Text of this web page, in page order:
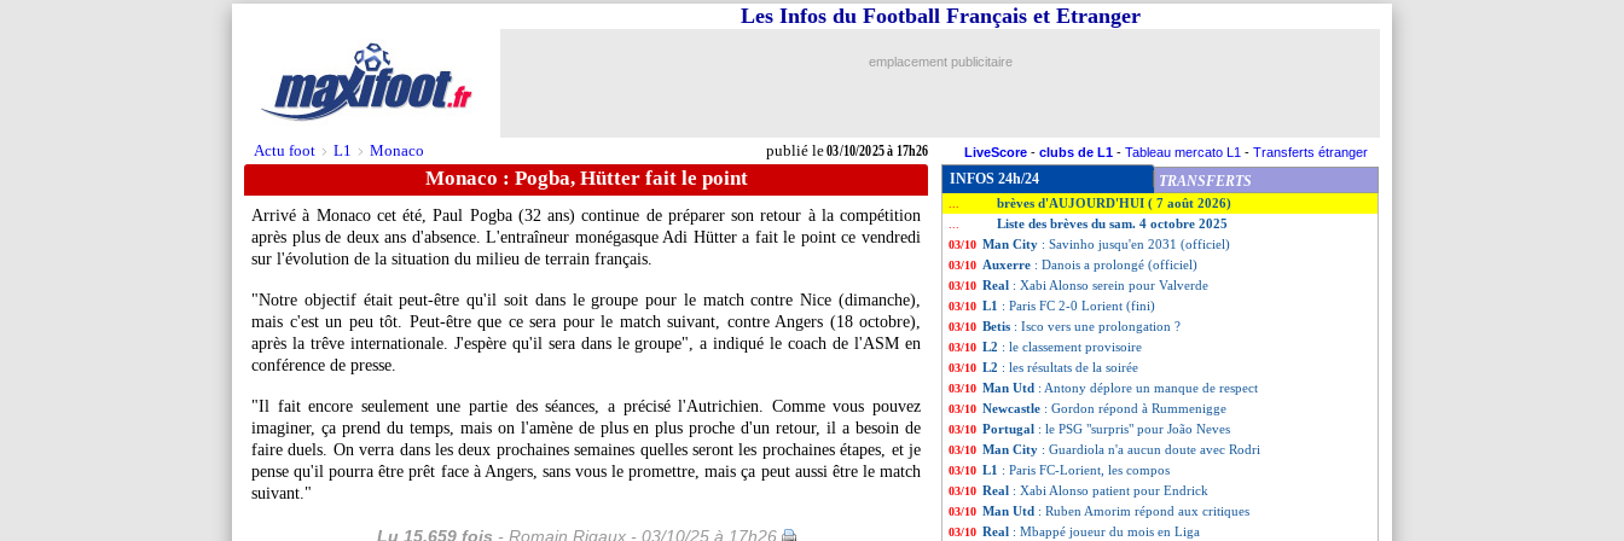
Actu foot > L1 > Monaco publié le03/10/2025 à 17h26
Les Infos du Football Français et Etranger
emplacement publicitaire
LiveScore - clubs de L1 - Tableau mercato L1 - Transferts étranger
Monaco : Pogba, Hütter fait le point
Arrivé à Monaco cet été, Paul Pogba (32 ans) continue de préparer son retour à la compétition
après plus de deux ans d'absence. L'entraîneur monégasque Adi Hütter a fait le point ce vendredi
sur l'évolution de la situation du milieu de terrain français.
"Notre objectif était peut-être qu'il soit dans le groupe pour le match contre Nice (dimanche),
mais c'est un peu tôt. Peut-être que ce sera pour le match suivant, contre Angers (18 octobre),
après la trêve internationale. J'espère qu'il sera dans le groupe", a indiqué le coach de l'ASM en
conférence de presse.
"Il fait encore seulement une partie des séances, a précisé l'Autrichien. Comme vous pouvez
imaginer, ça prend du temps, mais on l'amène de plus en plus proche d'un retour, il a besoin de
faire duels. On verra dans les deux prochaines semaines quelles seront les prochaines étapes, et je
pense qu'il pourra être prêt face à Angers, sans vous le promettre, mais ça peut aussi être le match
suivant."
Lu 15.659 fois - Romain Rigaux - 03/10/25 à 17h26
INFOS 24h/24 TRANSFERTS
brèves d'AUJOURD'HUI ( 7 août 2026)
Liste des brèves du sam. 4 octobre 2025
03/10 Man City : Savinho jusqu'en 2031 (officiel)
03/10 Auxerre : Danois a prolongé (officiel)
03/10 Real : Xabi Alonso serein pour Valverde
03/10 L1 : Paris FC 2-0 Lorient (fini)
03/10 Betis : Isco vers une prolongation ?
03/10 L2 : le classement provisoire
03/10 L2 : les résultats de la soirée
03/10 Man Utd : Antony déplore un manque de respect
03/10 Newcastle : Gordon répond à Rummenigge
03/10 Portugal : le PSG "surpris" pour João Neves
03/10 Man City : Guardiola n'a aucun doute avec Rodri
03/10 L1 : Paris FC-Lorient, les compos
03/10 Real : Xabi Alonso patient pour Endrick
03/10 Man Utd : Ruben Amorim répond aux critiques
03/10 Real : Mbappé joueur du mois en Liga